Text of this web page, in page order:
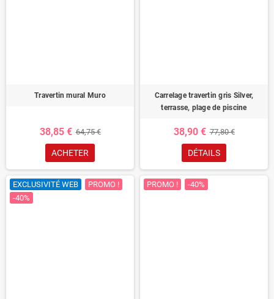
Travertin mural Muro
38,85 € 64,75 €
ACHETER
Carrelage travertin gris Silver,
terrasse, plage de piscine
38,90 € 77,80 €
DÉTAILS
EXCLUSIVITÉ WEB
PROMO !
-40%
PROMO ! -40%